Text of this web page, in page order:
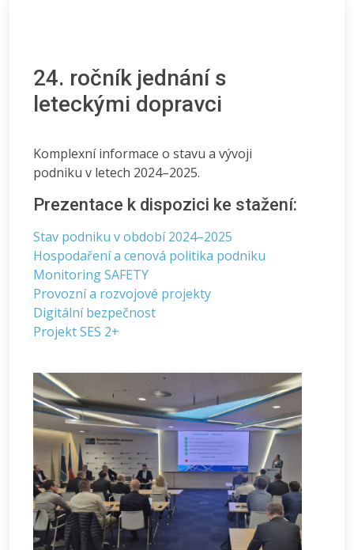
24. ročník jednání s
leteckými dopravci
Komplexní informace o stavu a vývoji
podniku v letech 2024–2025.
Prezentace k dispozici ke stažení:
Stav podniku v období 2024–2025
Hospodaření a cenová politika podniku
Monitoring SAFETY
Provozní a rozvojové projekty
Digitální bezpečnost
Projekt SES 2+